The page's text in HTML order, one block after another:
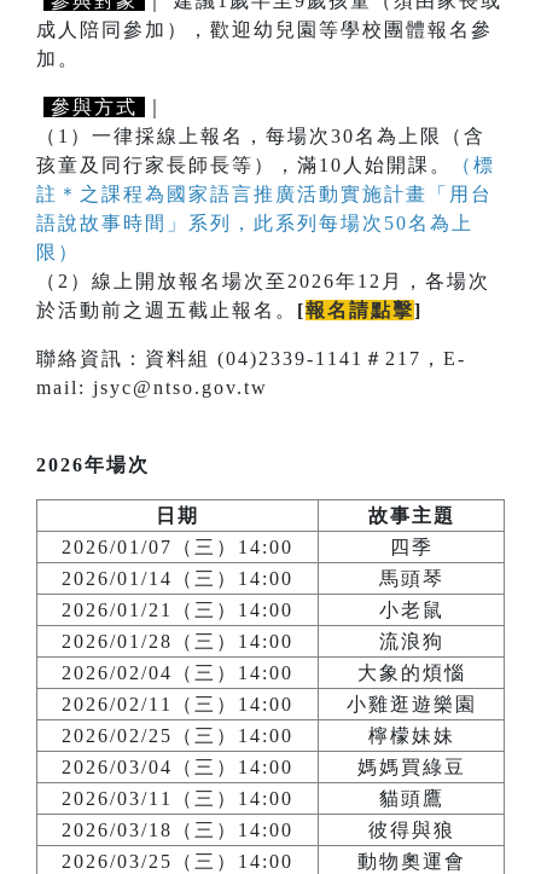
成人陪同參加），歡迎幼兒園等學校團體報名參
加。
參與方式
（1）一律採線上報名，每場次30名為上限（含
孩童及同行家長師長等），滿10人始開課。
（標
註＊之課程為國家語言推廣活動實施計畫「用台
語說故事時間」系列，此系列每場次50名為上
限）
（2）線上開放報名場次至2026年12月，各場次
於活動前之週五截止報名。 [報名請點擊]
聯絡資訊：資料組 (04)2339-1141＃217，E-
mail: jsyc@ntso.gov.tw
2026年場次
日期
故事主題
2026/01/07（三）14:00
四季
2026/01/14（三）14:00
馬頭琴
2026/01/21（三）14:00
小老鼠
2026/01/28（三）14:00
流浪狗
2026/02/04（三）14:00
大象的煩惱
2026/02/11（三）14:00
小雞逛遊樂園
2026/02/25（三）14:00
檸檬妹妹
2026/03/04（三）14:00
媽媽買綠豆
2026/03/11（三）14:00
貓頭鷹
2026/03/18（三）14:00
彼得與狼
2026/03/25（三）14:00
動物奧運會